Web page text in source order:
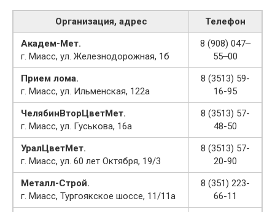
Организация, адрес
Телефон
Академ-Мет.
г. Миасс, ул. Железнодорожная, 1б
8 (908) 047‒
55‒00
Прием лома.
г. Миасс, ул. Ильменская, 122а
8 (3513) 59-
16-95
ЧелябинВторЦветМет.
г. Миасс, ул. Гуськова, 16а
8 (3513) 57-
48-50
УралЦветМет.
г. Миасс, ул. 60 лет Октября, 19/3
8 (3513) 57-
20-90
Металл-Строй.
г. Миасс, Тургоякское шоссе, 11/11а
8 (351) 223-
66-11